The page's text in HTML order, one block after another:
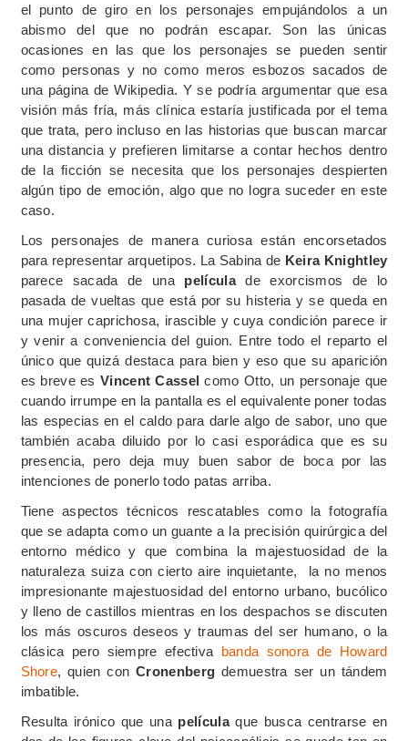
el punto de giro en los personajes empujándolos a un
abismo del que no podrán escapar. Son las únicas
ocasiones en las que los personajes se pueden sentir
como personas y no como meros esbozos sacados de
una página de Wikipedia. Y se podría argumentar que esa
visión más fría, más clínica estaría justificada por el tema
que trata, pero incluso en las historias que buscan marcar
una distancia y prefieren limitarse a contar hechos dentro
de la ficción se necesita que los personajes despierten
algún tipo de emoción, algo que no logra suceder en este
caso.
Los personajes de manera curiosa están encorsetados
para representar arquetipos. La Sabina de Keira Knightley
parece sacada de una películade exorcismos de lo
pasada de vueltas que está por su histeria y se queda en
una mujer caprichosa, irascible y cuya condición parece ir
y venir a conveniencia del guion. Entre todo el reparto el
único que quizá destaca para bien y eso que su aparición
es breve esVincent Cassel como Otto, un personaje que
cuando irrumpe en la pantalla es el equivalente poner todas
las especias en el caldo para darle algo de sabor, uno que
también acaba diluido por lo casi esporádica que es su
presencia, pero deja muy buen sabor de boca por las
intenciones de ponerlo todo patas arriba.
Tiene aspectos técnicos rescatables como la fotografía
que se adapta como un guante a la precisión quirúrgica del
entorno médico y que combina la majestuosidad de la
naturaleza suiza con cierto aire inquietante, la no menos
impresionante majestuosidad del entorno urbano, bucólico
y lleno de castillos mientras en los despachos se discuten
los más oscuros deseos y traumas del ser humano, o la
clásica pero siempre efectiva banda sonora de Howard
Shore, quien conCronenberg demuestra ser un tándem
imbatible.
Resulta irónico que una películaque busca centrarse en